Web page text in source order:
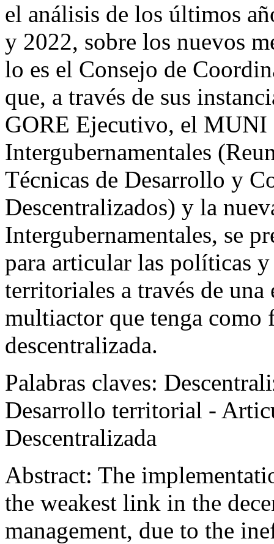
el análisis de los últimos
y 2022, sobre los nuevos
lo es el Consejo de
que, a través de sus
GORE Ejecutivo, el MUNI
Intergubernamentales
Técnicas de Desarrollo y
Descentralizados) y la
Intergubernamentales, se
para articular las políticas
territoriales a través de
multiactor que tenga
descentralizada.
Palabras claves:
Desarrollo territorial -
Descentralizada
Abstract: The
the weakest link in the
management, due to the